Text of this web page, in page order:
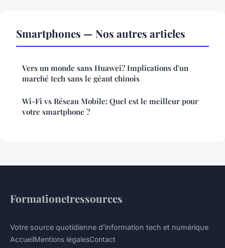
Smartphones — Nos autres articles
Vers un monde sans Huawei? Implications d'un
marché tech sans le géant chinois
Wi-Fi vs Réseau Mobile: Quel est le meilleur pour
votre smartphone ?
Formationetressources
Votre source quotidienne d'information tech et numérique
AccueilMentions légalesContact